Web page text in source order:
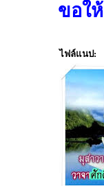
ขอใ
ไฟล์แนป: